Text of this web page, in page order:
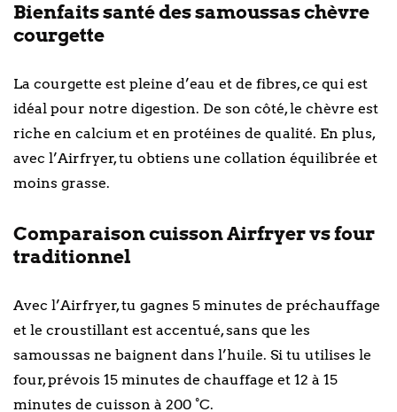
Bienfaits santé des samoussas chèvre
courgette
La courgette est pleine d’eau et de fibres, ce qui est
idéal pour notre digestion. De son côté, le chèvre est
riche en calcium et en protéines de qualité. En plus,
avec l’Airfryer, tu obtiens une collation équilibrée et
moins grasse.
Comparaison cuisson Airfryer vs four
traditionnel
Avec l’Airfryer, tu gagnes 5 minutes de préchauffage
et le croustillant est accentué, sans que les
samoussas ne baignent dans l’huile. Si tu utilises le
four, prévois 15 minutes de chauffage et 12 à 15
minutes de cuisson à 200 °C.